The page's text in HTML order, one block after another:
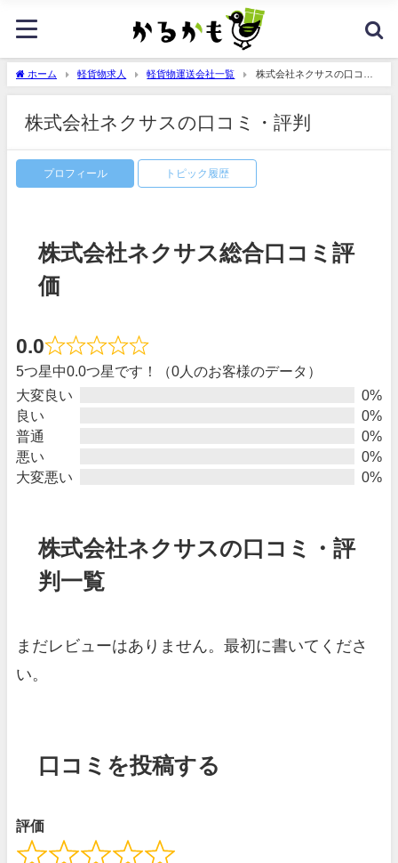
ホーム 軽貨物求人 軽貨物運送会社一覧
株式会社ネクサスの口コ
ミ・評判
株式会社ネクサスの口コミ・評判
プロフィール トピック履歴
株式会社ネクサス総合口コミ評
価
0.0
5つ星中0.0つ星です！（0人のお客様のデータ）
大変良い
0%
良い
0%
普通
0%
悪い
0%
大変悪い
0%
株式会社ネクサスの口コミ・評
判一覧
まだレビューはありません。最初に書いてくださ
い。
口コミを投稿する
評価